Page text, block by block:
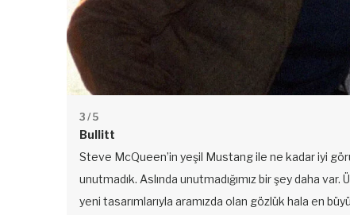
3 / 5
Bullitt
Steve McQueen’in yeşil Mustang ile ne kadar iyi
unutmadık. Aslında unutmadığımız bir şey daha
yeni tasarımlarıyla aramızda olan gözlük hala en